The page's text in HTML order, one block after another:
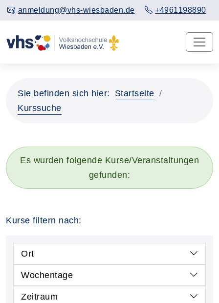
anmeldung@vhs-wiesbaden.de +4961198890
Sie befinden sich hier:
Startseite
Kurssuche
Es wurden folgende Kurse/Veranstaltungen
gefunden:
Kurse filtern nach:
Ort
Wochentage
Zeitraum